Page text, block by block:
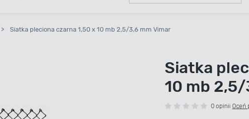
> Siatka pleciona czarna 1,50 x 10 mb 2,5/3,6 mm Vimar
Siatka
10 mb
0 opinii Oceń